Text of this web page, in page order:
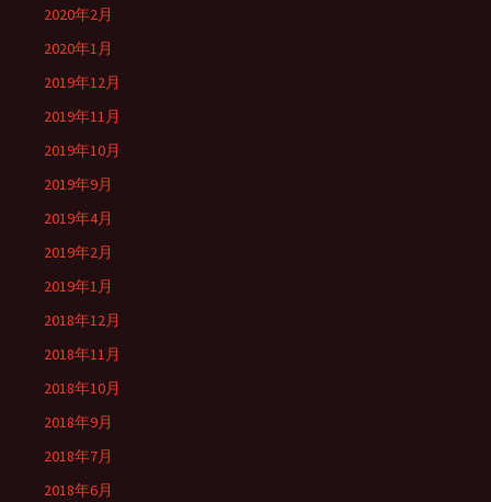
2020年2月
2020年1月
2019年12月
2019年11月
2019年10月
2019年9月
2019年4月
2019年2月
2019年1月
2018年12月
2018年11月
2018年10月
2018年9月
2018年7月
2018年6月